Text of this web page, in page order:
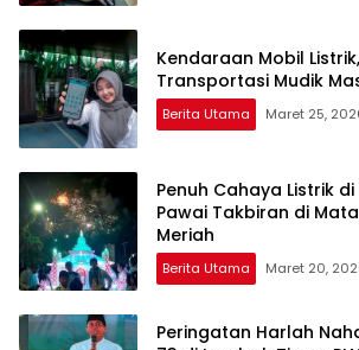
Kendaraan Mobil
Transportasi Mudik
Berita Utama Maret 25,
Penuh Cahaya Listrik
Pawai Takbiran di
Meriah
Berita Utama Maret 20,
Peringatan Harlah